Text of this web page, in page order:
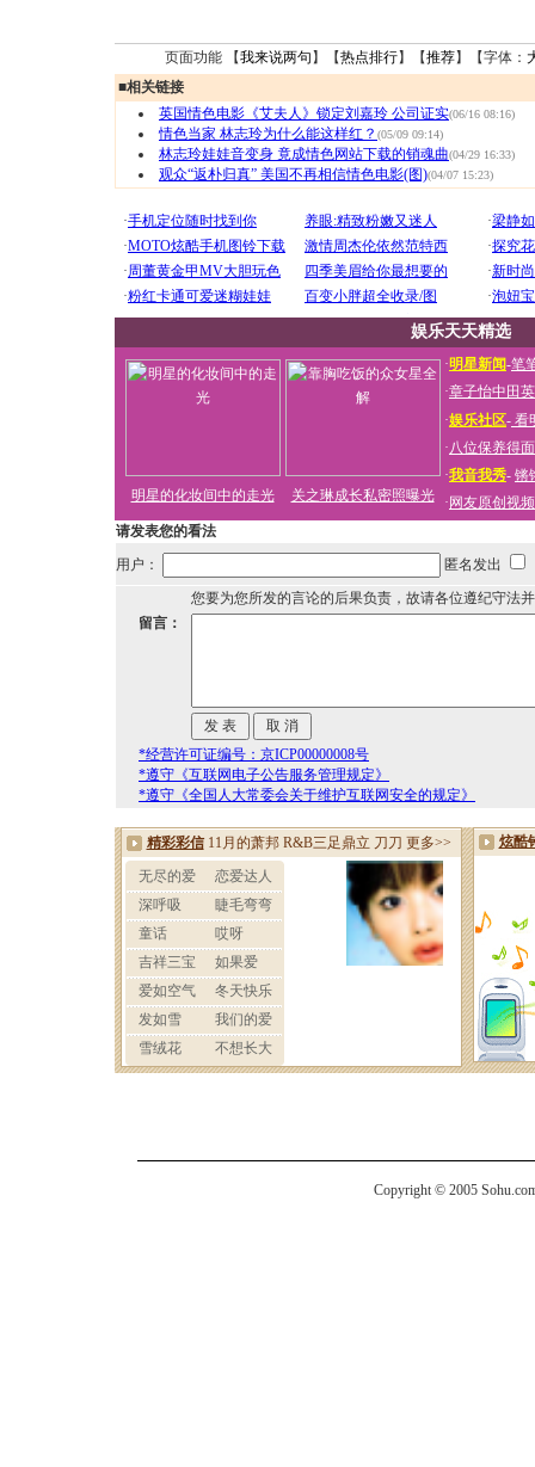
页面功能 【我来说两句 】【热点排行】【推荐】【字体：
■相关链接
英国情色电影《艾夫人》锁定刘嘉玲 公司证实(06/16 08:16)
情色当家 林志玲为什么能这样红？ (05/09 09:14)
林志玲娃娃音变身 竟成情色网站下载的销魂曲(04/29 16:33)
观众“返朴归真” 美国不再相信情色电影(图)(04/07 15:23)
娱乐天天精选
明星的化妆间中的走光 关之琳成长私密照曝光
·明星新闻-笔
·章子怡中田
·娱乐社区- 看
·八位保养得
·我音我秀- 锵
· 网友原创视
请发表您的看法
用户：
匿名发出
您要为您所发的言论的后果负责，故请各位遵纪守法
留言：
*经营许可证编号：京ICP00000008号
*遵守《互联网电子公告服务管理规定》
*遵守《全国人大常委会关于维护互联网安全的规定》
Copyright © 2005